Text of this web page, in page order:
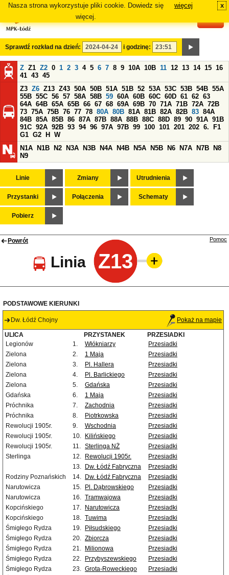
Nasza strona wykorzystuje pliki cookie. Dowiedz się
więcej.
więcej x
Sprawdź rozkład na dzień: i godzinę:
Z Z1 Z2 0 1 2 3 4 5 6 7 8 9 10A 10B 11 12 13 14 15 16
41 43 45
Z3 Z6 Z13 Z43 50A 50B 51A 51B 52 53A 53C 53B 54B 55A
55B 55C 56 57 58A 58B 59 60A 60B 60C 60D 61 62 63
64A 64B 65A 65B 66 67 68 69A 69B 70 71A 71B 72A 72B
73 75A 75B 76 77 78 80A 80B 81A 81B 82A 82B 83 84A
84B 85A 85B 86 87A 87B 88A 88B 88C 88D 89 90 91A 91B
91C 92A 92B 93 94 96 97A 97B 99 100 101 201 202 6.
F1
G1 G2 H
W
N1A
N1B N2 N3A N3B N4A N4B N5A N5B N6 N7A N7B
N8
N9
Linie Zmiany Utrudnienia
Przystanki Połączenia Schematy
Pobierz
Powrót
Linia Z13
Pomoc
PODSTAWOWE KIERUNKI
Dw. Łódź Chojny Pokaż na mapie
ULICA PRZYSTANEK
PRZESIADKI
Legionów
1. Włókniarzy
Przesiadki
Zielona
2. 1 Maja
Przesiadki
Zielona
3. Pl. Hallera
Przesiadki
Zielona
4. Pl. Barlickiego
Przesiadki
Zielona
5. Gdańska
Przesiadki
Gdańska
6. 1 Maja
Przesiadki
Próchnika
7. Zachodnia
Przesiadki
Próchnika
8. Piotrkowska
Przesiadki
Rewolucji 1905r.
9. Wschodnia
Przesiadki
Rewolucji 1905r.
10. Kilińskiego
Przesiadki
Rewolucji 1905r.
11. Sterlinga NŻ
Przesiadki
Sterlinga
12. Rewolucji 1905r.
Przesiadki
13.
Dw. Łódź Fabryczna
Przesiadki
Rodziny Poznańskich
14. Dw. Łódź Fabryczna
Przesiadki
Narutowicza
15. Pl. Dąbrowskiego
Przesiadki
Narutowicza
16. Tramwajowa
Przesiadki
Kopcińskiego
17. Narutowicza
Przesiadki
Kopcińskiego
18. Tuwima
Przesiadki
Śmigłego Rydza
19. Piłsudskiego
Przesiadki
Śmigłego Rydza
20. Zbiorcza
Przesiadki
Śmigłego Rydza
21. Milionowa
Przesiadki
Śmigłego Rydza
22. Przybyszewskiego
Przesiadki
Śmigłego Rydza
23. Grota-Roweckiego
Przesiadki